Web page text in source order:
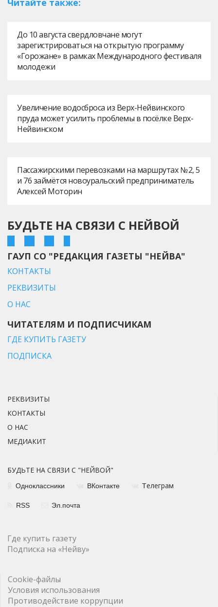
Читайте также:
До 10 августа свердловчане могут
зарегистрироваться на открытую программу
«Горожане» в рамках Международного фестиваля
молодежи
Увеличение водосброса из Верх-Нейвинского
пруда может усилить проблемы в посёлке Верх-
Нейвинском
Пассажирскими перевозками на маршрутах № 2, 5
и 76 займётся новоуральский предприниматель
Алексей Моторин
БУДЬТЕ НА СВЯЗИ С НЕЙВОЙ
ГАУП СО "РЕДАКЦИЯ ГАЗЕТЫ "НЕЙВА"
КОНТАКТЫ
РЕКВИЗИТЫ
О НАС
ЧИТАТЕЛЯМ И ПОДПИСЧИКАМ
ГДЕ КУПИТЬ ГАЗЕТУ
ПОДПИСКА
РЕКВИЗИТЫ
КОНТАКТЫ
О НАС
МЕДИАКИТ
БУДЬТЕ НА СВЯЗИ С "НЕЙВОЙ"
Одноклассники ВКонтакте Телеграм
RSS Эл.почта
Где купить газету
Подписка на «Нейву»
Cookie-файлы
Условия использования
Противодействие коррупции